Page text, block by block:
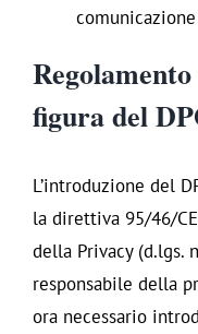
figura del
L’introduzione del
la direttiva 95/46/
della Privacy (d.lgs.
responsabile della
ora necessario